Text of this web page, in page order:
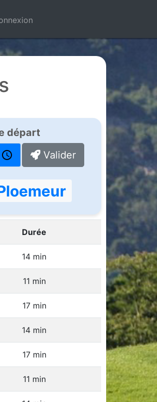
départ
Valider
Durée
14 min
11 min
17 min
14 min
17 min
11 min